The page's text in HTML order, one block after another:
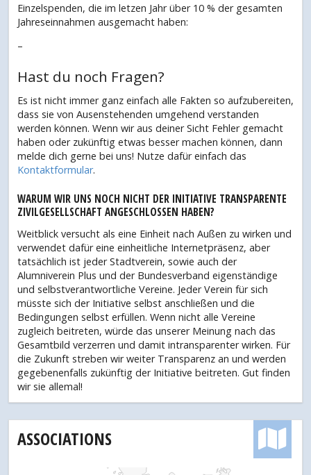
Einzelspenden, die im letzen Jahr über 10 % der gesamten
Jahreseinnahmen ausgemacht haben:
–
Hast du noch Fragen?
Es ist nicht immer ganz einfach alle Fakten so aufzubereiten,
dass sie von Ausenstehenden umgehend verstanden
werden können. Wenn wir aus deiner Sicht Fehler gemacht
haben oder zukünftig etwas besser machen können, dann
melde dich gerne bei uns! Nutze dafür einfach das
Kontaktformular.
WARUM WIR UNS NOCH NICHT DER INITIATIVE TRANSPARENTE
ZIVILGESELLSCHAFT ANGESCHLOSSEN HABEN?
Weitblick versucht als eine Einheit nach Außen zu wirken und
verwendet dafür eine einheitliche Internetpräsenz, aber
tatsächlich ist jeder Stadtverein, sowie auch der
Alumniverein Plus und der Bundesverband eigenständige
und selbstverantwortliche Vereine. Jeder Verein für sich
müsste sich der Initiative selbst anschließen und die
Bedingungen selbst erfüllen. Wenn nicht alle Vereine
zugleich beitreten, würde das unserer Meinung nach das
Gesamtbild verzerren und damit intransparenter wirken. Für
die Zukunft streben wir weiter Transparenz an und werden
gegebenenfalls zukünftig der Initiative beitreten. Gut finden
wir sie allemal!
ASSOCIATIONS